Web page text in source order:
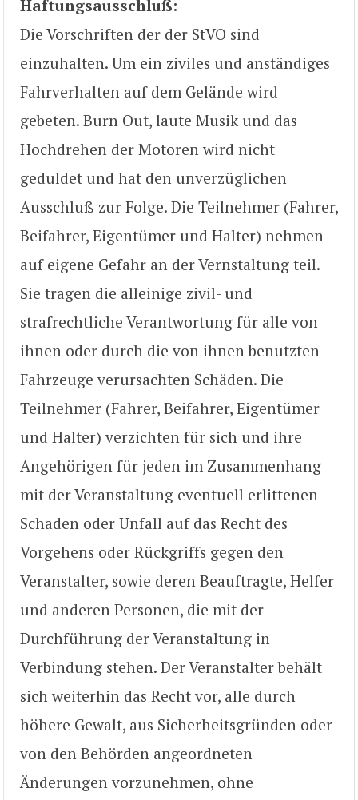
Haftungsausschluß:
Die Vorschriften der der StVO sind
einzuhalten. Um ein ziviles und anständiges
Fahrverhalten auf dem Gelände wird
gebeten. Burn Out, laute Musik und das
Hochdrehen der Motoren wird nicht
geduldet und hat den unverzüglichen
Ausschluß zur Folge. Die Teilnehmer (Fahrer,
Beifahrer, Eigentümer und Halter) nehmen
auf eigene Gefahr an der Vernstaltung teil.
Sie tragen die alleinige zivil- und
strafrechtliche Verantwortung für alle von
ihnen oder durch die von ihnen benutzten
Fahrzeuge verursachten Schäden. Die
Teilnehmer (Fahrer, Beifahrer, Eigentümer
und Halter) verzichten für sich und ihre
Angehörigen für jeden im Zusammenhang
mit der Veranstaltung eventuell erlittenen
Schaden oder Unfall auf das Recht des
Vorgehens oder Rückgriffs gegen den
Veranstalter, sowie deren Beauftragte, Helfer
und anderen Personen, die mit der
Durchführung der Veranstaltung in
Verbindung stehen. Der Veranstalter behält
sich weiterhin das Recht vor, alle durch
höhere Gewalt, aus Sicherheitsgründen oder
von den Behörden angeordneten
Änderungen vorzunehmen, ohne